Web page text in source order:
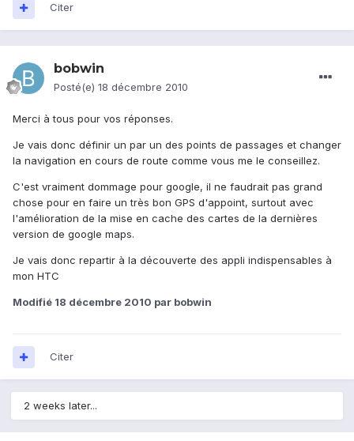
Citer
bobwin
Posté(e) 18 décembre 2010
Merci à tous pour vos réponses.
Je vais donc définir un par un des points de passages et changer
la navigation en cours de route comme vous me le conseillez.
C'est vraiment dommage pour google, il ne faudrait pas grand
chose pour en faire un très bon GPS d'appoint, surtout avec
l'amélioration de la mise en cache des cartes de la dernières
version de google maps.
Je vais donc repartir à la découverte des appli indispensables à
mon HTC
Modifié 18 décembre 2010 par bobwin
Citer
2 weeks later...